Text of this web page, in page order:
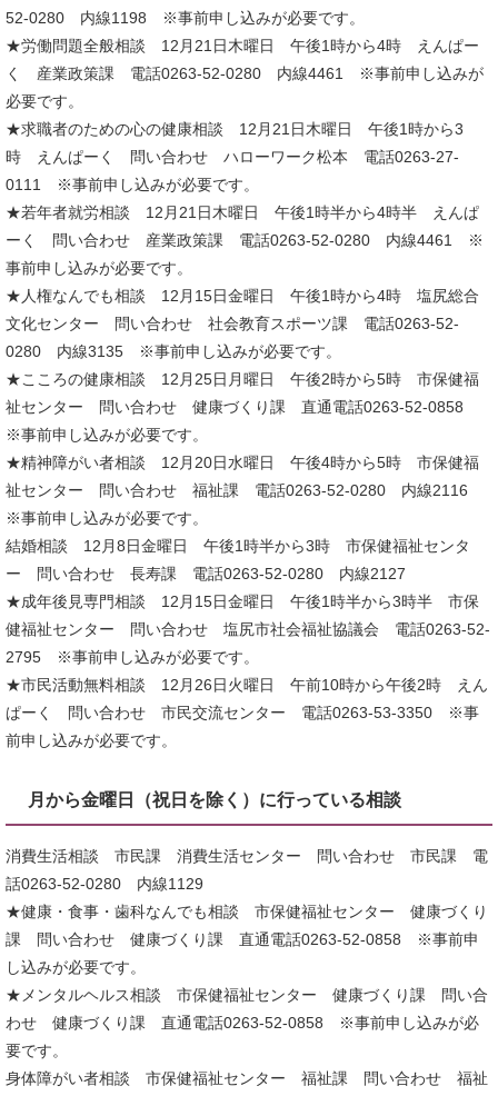
52-0280 内線1198 ※事前申し込みが必要です。
★労働問題全般相談 12月21日木曜日 午後1時から4時 えんぱー
く 産業政策課 電話0263-52-0280 内線4461 ※事前申し込みが
必要です。
★求職者のための心の健康相談 12月21日木曜日 午後1時から3
時 えんぱーく 問い合わせ ハローワーク松本 電話0263-27-
0111 ※事前申し込みが必要です。
★若年者就労相談 12月21日木曜日 午後1時半から4時半 えんぱ
ーく 問い合わせ 産業政策課 電話0263-52-0280 内線4461 ※
事前申し込みが必要です。
★人権なんでも相談 12月15日金曜日 午後1時から4時 塩尻総合
文化センター 問い合わせ 社会教育スポーツ課 電話0263-52-
0280 内線3135 ※事前申し込みが必要です。
★こころの健康相談 12月25日月曜日 午後2時から5時 市保健福
祉センター 問い合わせ 健康づくり課 直通電話0263-52-0858
※事前申し込みが必要です。
★精神障がい者相談 12月20日水曜日 午後4時から5時 市保健福
祉センター 問い合わせ 福祉課 電話0263-52-0280 内線2116
※事前申し込みが必要です。
結婚相談 12月8日金曜日 午後1時半から3時 市保健福祉センタ
ー 問い合わせ 長寿課 電話0263-52-0280 内線2127
★成年後見専門相談 12月15日金曜日 午後1時半から3時半 市保
健福祉センター 問い合わせ 塩尻市社会福祉協議会 電話0263-52-
2795 ※事前申し込みが必要です。
★市民活動無料相談 12月26日火曜日 午前10時から午後2時 えん
ぱーく 問い合わせ 市民交流センター 電話0263-53-3350 ※事
前申し込みが必要です。
月から金曜日（祝日を除く）に行っている相談
消費生活相談 市民課 消費生活センター 問い合わせ 市民課 電
話0263-52-0280 内線1129
★健康・食事・歯科なんでも相談 市保健福祉センター 健康づくり
課 問い合わせ 健康づくり課 直通電話0263-52-0858 ※事前申
し込みが必要です。
★メンタルヘルス相談 市保健福祉センター 健康づくり課 問い合
わせ 健康づくり課 直通電話0263-52-0858 ※事前申し込みが必
要です。
身体障がい者相談 市保健福祉センター 福祉課 問い合わせ 福祉